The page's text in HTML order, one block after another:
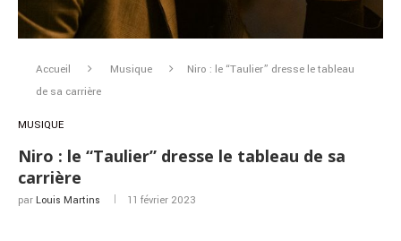
Accueil Musique
Niro : le “Taulier” dresse le tableau
de sa carrière
MUSIQUE
Niro : le “Taulier” dresse le tableau de sa
carrière
par Louis Martins 11 février 2023